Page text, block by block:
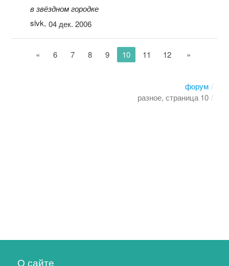
в звёздном городке
slvk, 04 дек. 2006
« 6 7 8 9 10 11 12 »
форум
разное, страница 10
О сайте